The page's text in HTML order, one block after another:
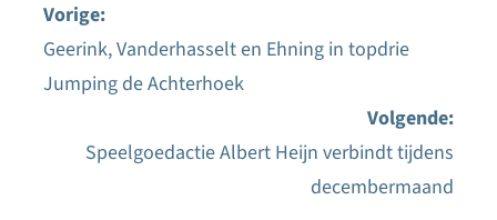
Bericht
Vorige:
Geerink, Vanderhasselt en Ehning in topdrie
Jumping de Achterhoek
Volgende:
Speelgoedactie Albert Heijn verbindt tijdens
decembermaand